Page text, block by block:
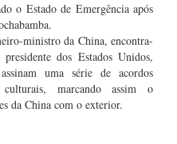
o Estado de Emergência após
ministro da China, encontra-
dos Estados Unidos,
uma série de acordos
marcando assim o
da China com o exterior.